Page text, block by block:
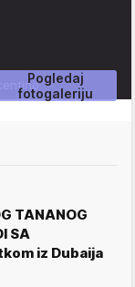
Pogledaj
fotogaleriju
TANANOG
SA
iz Dubaija